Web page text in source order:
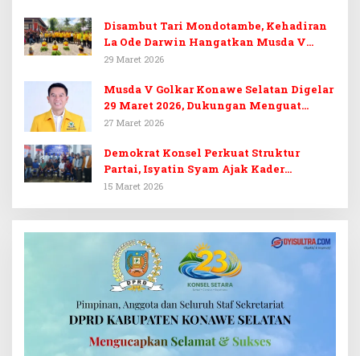
Disambut Tari Mondotambe, Kehadiran
La Ode Darwin Hangatkan Musda V
Golkar Konsel
29 Maret 2026
Musda V Golkar Konawe Selatan Digelar
29 Maret 2026, Dukungan Menguat
untuk Irham Kalenggo
27 Maret 2026
Demokrat Konsel Perkuat Struktur
Partai, Isyatin Syam Ajak Kader
Kembalikan Kejayaan
15 Maret 2026